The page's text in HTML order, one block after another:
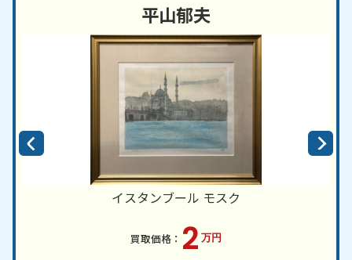
平山郁夫
イスタンブール モスク
2 万円